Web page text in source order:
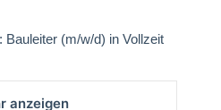
(m/w/d) in Vollzeit
anzeigen